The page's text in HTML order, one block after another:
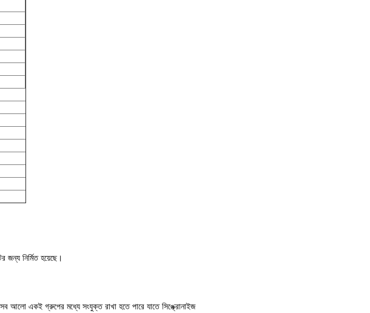
জন্য নির্মিত হয়েছে।
আলো একই গ্রুপের মধ্যে সংযুক্ত রাখা হতে পারে যাতে সিঙ্ক্রোনাইজ